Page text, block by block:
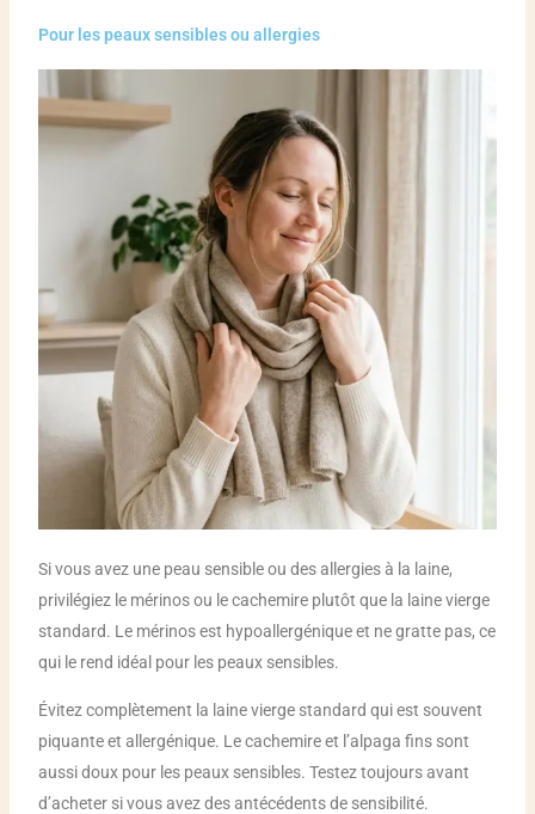
Pour les peaux sensibles ou allergies
Si vous avez une peau sensible ou des allergies à la laine,
privilégiez le mérinos ou le cachemire plutôt que la laine vierge
standard. Le mérinos est hypoallergénique et ne gratte pas, ce
qui le rend idéal pour les peaux sensibles.
Évitez complètement la laine vierge standard qui est souvent
piquante et allergénique. Le cachemire et l’alpaga fins sont
aussi doux pour les peaux sensibles. Testez toujours avant
d’acheter si vous avez des antécédents de sensibilité.